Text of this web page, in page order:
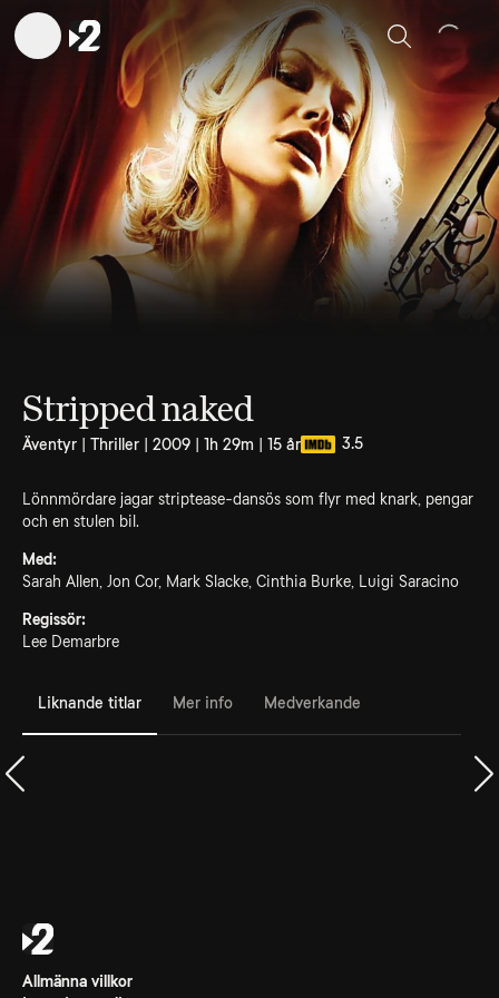
Sök
Stripped naked
Äventyr | Thriller | 2009 | 1h 29m | 15 år 3.5
Lönnmördare jagar striptease-dansös som flyr med knark, pengar
och en stulen bil.
Med:
Sarah Allen, Jon Cor, Mark Slacke, Cinthia Burke, Luigi Saracino
Regissör:
Lee Demarbre
Liknande titlar Mer info Medverkande
Allmänna villkor